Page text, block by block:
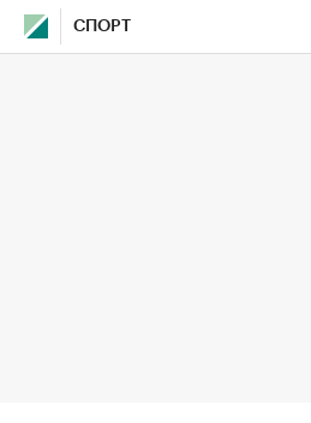
СПОРТ